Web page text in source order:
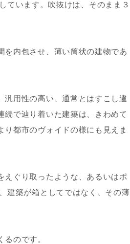
ています。吹抜けは、そのまま３
を内包させ、薄い筒状の建物であ
汎用性の高い、通常とはすこし違
続で辿り着いた建築は、きわめて
都市のヴォイドの様にも見えま
えぐり取ったような、あるいはポ
建築が箱としてではなく、その薄
のです。